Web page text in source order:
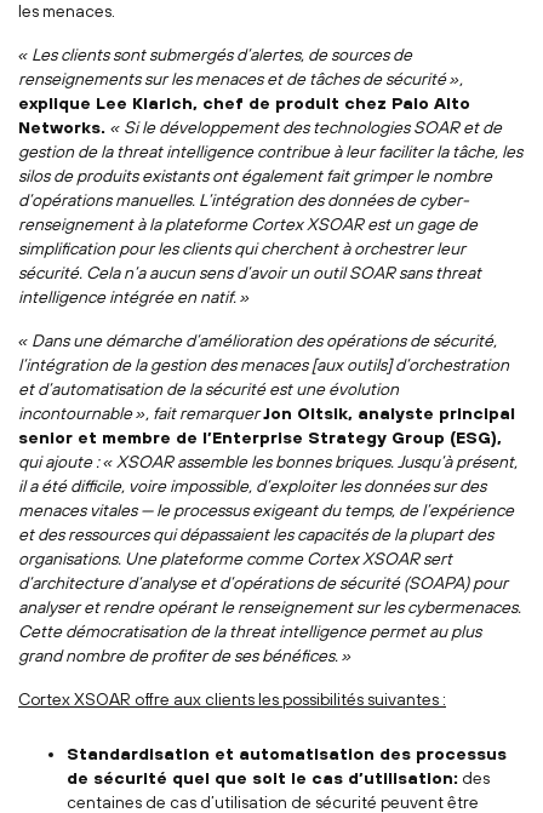
les menaces.
« Les clients sont submergés d’alertes, de sources de
renseignements sur les menaces et de tâches de sécurité »,
explique Lee Klarich, chef de produit chez Palo Alto
Networks. « Si le développement des technologies SOAR et de
gestion de la threat intelligence contribue à leur faciliter la tâche, les
silos de produits existants ont également fait grimper le nombre
d’opérations manuelles. L’intégration des données de cyber-
renseignement à la plateforme Cortex XSOAR est un gage de
simplification pour les clients qui cherchent à orchestrer leur
sécurité. Cela n’a aucun sens d’avoir un outil SOAR sans threat
intelligence intégrée en natif. »
« Dans une démarche d’amélioration des opérations de sécurité,
l’intégration de la gestion des menaces [aux outils] d’orchestration
et d’automatisation de la sécurité est une évolution
incontournable », fait remarquerJon Oltsik, analyste principal
senior et membre de l’Enterprise Strategy Group (ESG),
qui ajoute : « XSOAR assemble les bonnes briques. Jusqu’à présent,
il a été difficile, voire impossible, d’exploiter les données sur des
menaces vitales — le processus exigeant du temps, de l’expérience
et des ressources qui dépassaient les capacités de la plupart des
organisations. Une plateforme comme Cortex XSOAR sert
d’architecture d’analyse et d’opérations de sécurité (SOAPA) pour
analyser et rendre opérant le renseignement sur les cybermenaces.
Cette démocratisation de la threat intelligence permet au plus
grand nombre de profiter de ses bénéfices. »
Cortex XSOAR offre aux clients les possibilités suivantes :
Standardisation et automatisation des processus
de sécurité quel que soit le cas d’utilisation: des
centaines de cas d’utilisation de sécurité peuvent être